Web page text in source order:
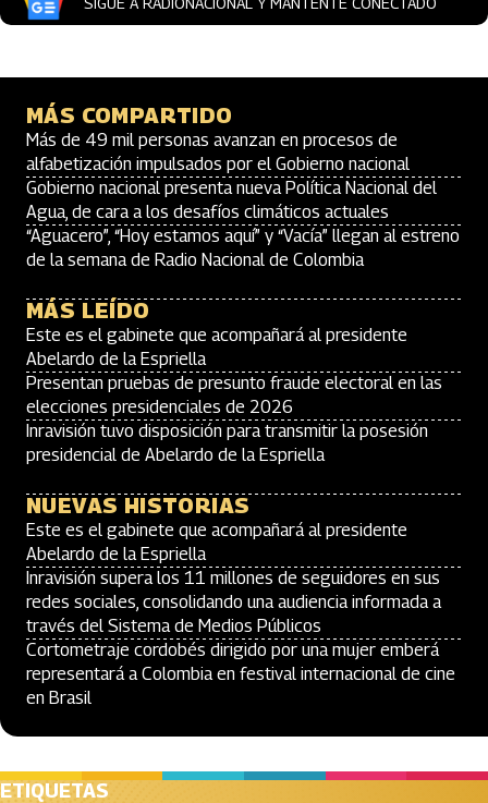
MÁS COMPARTIDO
Más de 49 mil personas avanzan en procesos de
alfabetización impulsados por el Gobierno nacional
Gobierno nacional presenta nueva Política Nacional del
Agua, de cara a los desafíos climáticos actuales
“Aguacero”, “Hoy estamos aquí” y “Vacía” llegan al estreno
de la semana de Radio Nacional de Colombia
MÁS LEÍDO
Este es el gabinete que acompañará al presidente
Abelardo de la Espriella
Presentan pruebas de presunto fraude electoral en las
elecciones presidenciales de 2026
Inravisión tuvo disposición para transmitir la posesión
presidencial de Abelardo de la Espriella
NUEVAS HISTORIAS
Este es el gabinete que acompañará al presidente
Abelardo de la Espriella
Inravisión supera los 11 millones de seguidores en sus
redes sociales, consolidando una audiencia informada a
través del Sistema de Medios Públicos
Cortometraje cordobés dirigido por una mujer emberá
representará a Colombia en festival internacional de cine
en Brasil
ETIQUETAS